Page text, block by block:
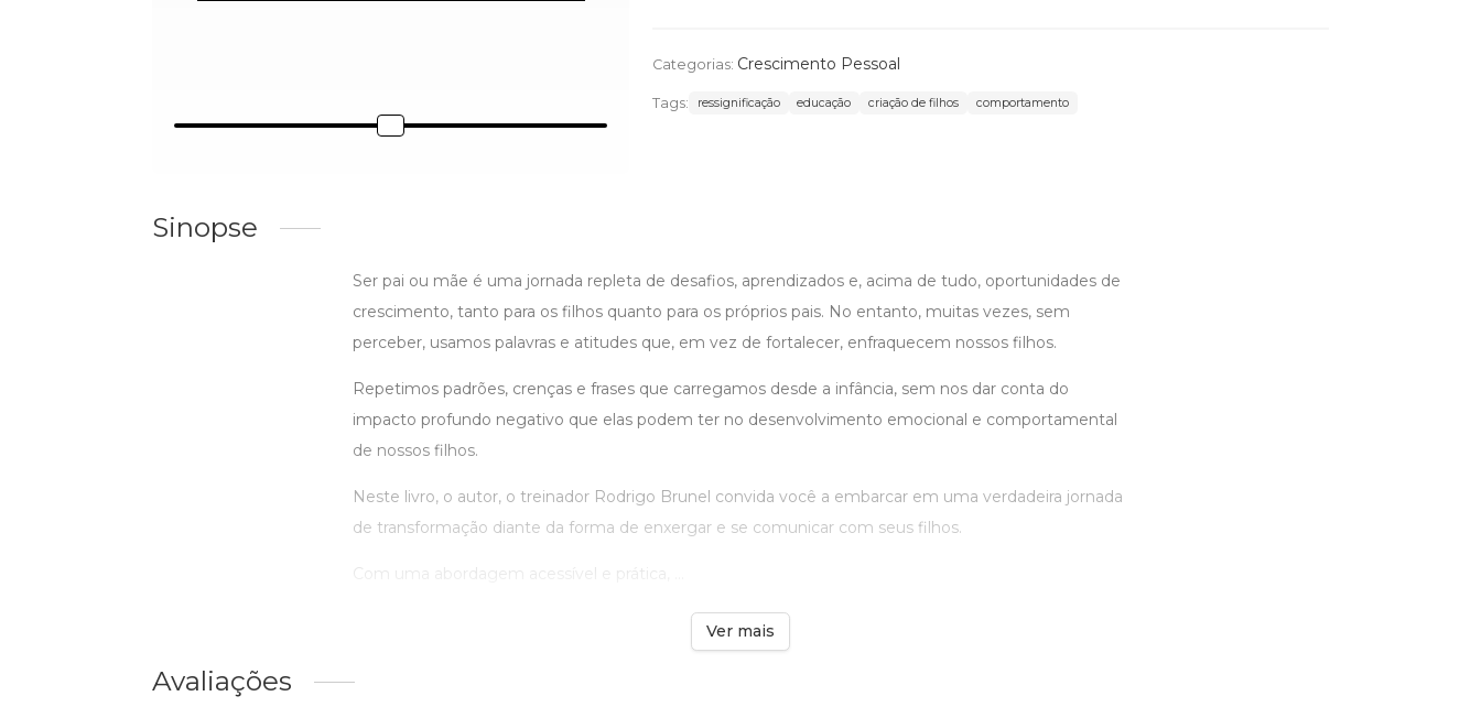
Categorias: Crescimento Pessoal
Tags: ressignificação educação criação de filhos comportamento
Sinopse
Ser pai ou mãe é uma jornada repleta de desafios, aprendizados e, acima de tudo, oportunidades de
crescimento, tanto para os filhos quanto para os próprios pais. No entanto, muitas vezes, sem
perceber, usamos palavras e atitudes que, em vez de fortalecer, enfraquecem nossos filhos.
Repetimos padrões, crenças e frases que carregamos desde a infância, sem nos dar conta do
impacto profundo negativo que elas podem ter no desenvolvimento emocional e comportamental
de nossos filhos.
Neste livro, o autor, o treinador Rodrigo Brunel convida você a embarcar em uma verdadeira jornada
de transformação diante da forma de enxergar e se comunicar com seus filhos.
Com uma abordagem acessível e prática, ...
Ver mais
Avaliações